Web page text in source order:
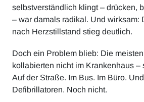
selbstverständlich klingt – drücken,
– war damals radikal. Und wirksam:
nach Herzstillstand stieg deutlich.
Doch ein Problem blieb: Die
kollabierten nicht im Krankenhaus –
Auf der Straße. Im Bus. Im Büro.
Defibrillatoren. Noch nicht.